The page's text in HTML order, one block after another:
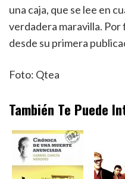
una caja, que se lee en
verdadera maravilla.
desde su primera
Foto: Qtea
También Te Puede